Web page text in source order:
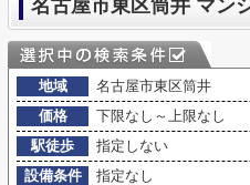
地域
名古屋市東区筒井
価格
下限なし～上限なし
駅徒歩
指定しない
設備条件
指定なし